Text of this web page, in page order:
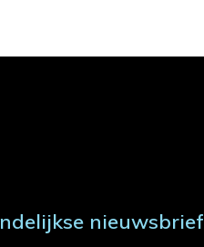
nieuwsbrief